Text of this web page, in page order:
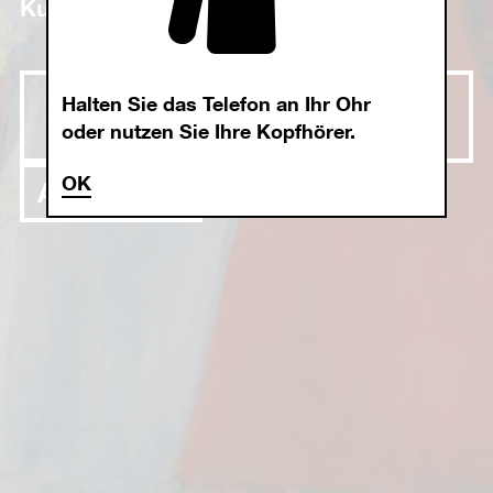
Audioguide mit
Bildbeschreibung
Audioguide
Halten Sie das Telefon an Ihr Ohr
oder nutzen Sie Ihre Kopfhörer.
OK